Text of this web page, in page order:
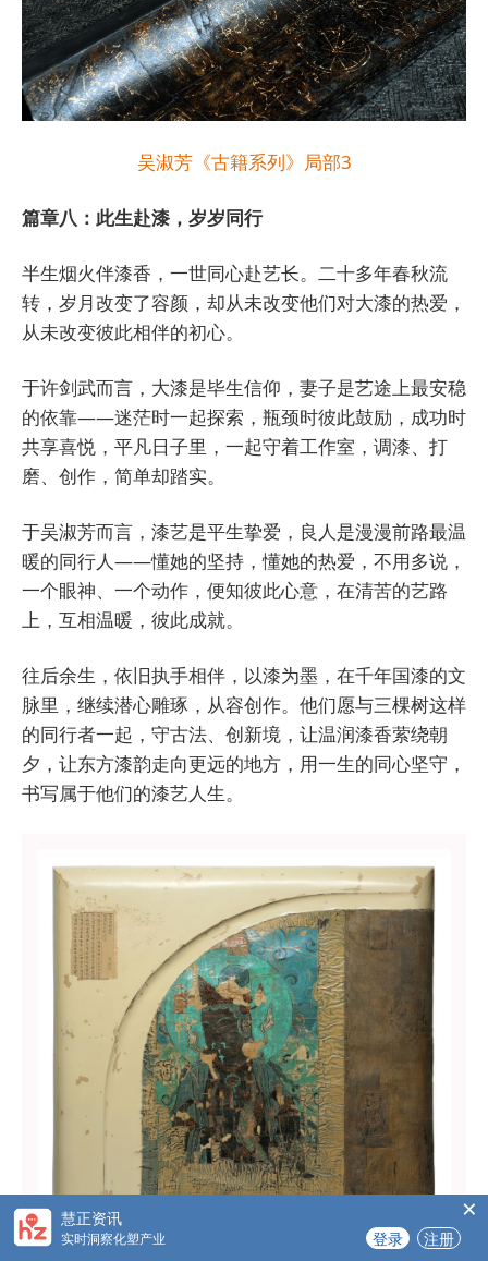
吴淑芳《古籍系列》局部3
篇章八：此生赴漆，岁岁同行
半生烟火伴漆香，一世同心赴艺长。二十多年春秋流
转，岁月改变了容颜，却从未改变他们对大漆的热爱，
从未改变彼此相伴的初心。
于许剑武而言，大漆是毕生信仰，妻子是艺途上最安稳
的依靠——迷茫时一起探索，瓶颈时彼此鼓励，成功时
共享喜悦，平凡日子里，一起守着工作室，调漆、打
磨、创作，简单却踏实。
于吴淑芳而言，漆艺是平生挚爱，良人是漫漫前路最温
暖的同行人——懂她的坚持，懂她的热爱，不用多说，
一个眼神、一个动作，便知彼此心意，在清苦的艺路
上，互相温暖，彼此成就。
往后余生，依旧执手相伴，以漆为墨，在千年国漆的文
脉里，继续潜心雕琢，从容创作。他们愿与三棵树这样
的同行者一起，守古法、创新境，让温润漆香萦绕朝
夕，让东方漆韵走向更远的地方，用一生的同心坚守，
书写属于他们的漆艺人生。
慧正资讯
实时洞察化塑产业 登录 注册
×